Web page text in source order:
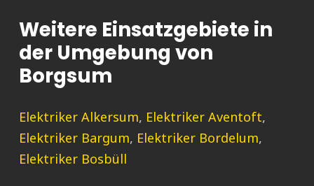
Weitere Einsatzgebiete in
der Umgebung von
Borgsum
Elektriker Alkersum, Elektriker Aventoft,
Elektriker Bargum, Elektriker Bordelum,
Elektriker Bosbüll